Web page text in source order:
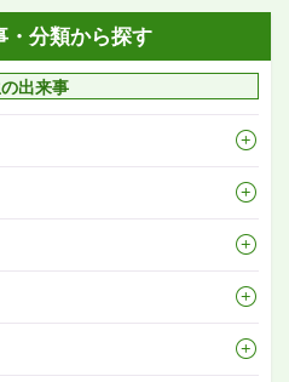
・分類から探す
出来事